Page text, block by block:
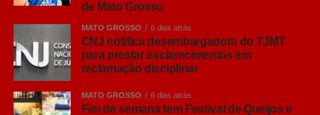
de Mato Grosso
MATO GROSSO 6 dias atrás
CNJ notifica desembargadora do TJMT
para prestar esclarecimentos em
reclamação disciplinar
MATO GROSSO 6 dias atrás
Fim de semana tem Festival de Queijos e